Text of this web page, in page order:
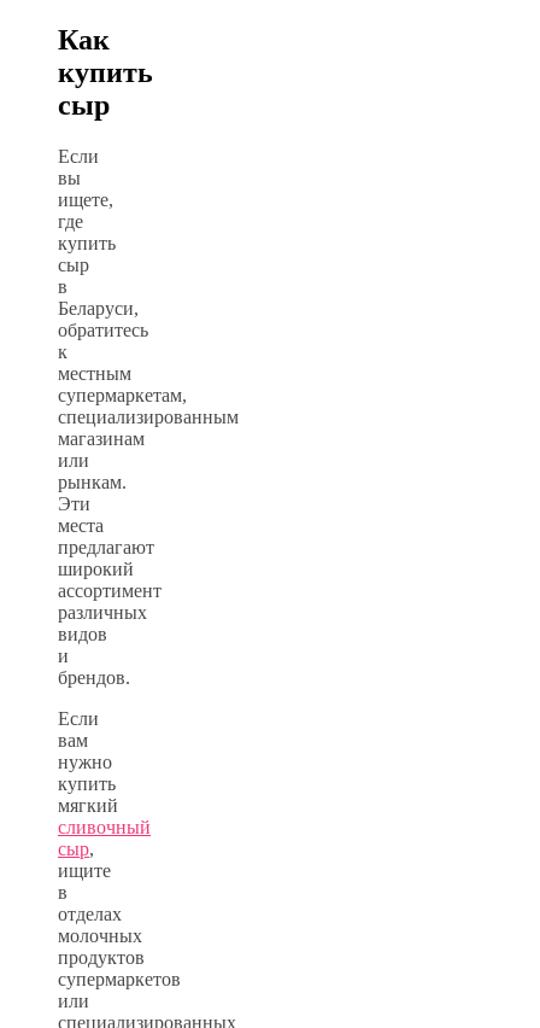
Как
купить
сыр
Если
вы
ищете,
где
купить
сыр
в
Беларуси,
обратитесь
к
местным
супермаркетам,
специализированным
магазинам
или
рынкам.
Эти
места
предлагают
широкий
ассортимент
различных
видов
и
брендов.
Если
вам
нужно
купить
мягкий
сливочный
сыр,
ищите
в
отделах
молочных
продуктов
супермаркетов
или
специализированных